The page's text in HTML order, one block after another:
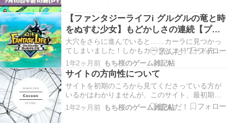
ネットニュースで知って駆け付けました。 お目当
なんと、No Man…
【ファンタジーライフi グルグルの竜と時
をぬすむ少女】もどかしさの連続【プレ
イ日記5】
大穴をさらに進んでいると……カーラに見つかっ
てしまいました！しかもカーラとエドワード先生
が一緒に横穴に閉じ込められちゃった……。 しか
し、先生「これで、ゆっくり話合いができそうだ
な」って肝が据わってらっしゃる。さすが、私が
目をつけた男だけあるわ～。けど、話合いってい
うのは相手も…
1年2ヶ月前 もち桜のゲーム雑記帖
サイトの方向性について
サイトを初期のころから見てくださっている方が
いるかはわかりませんが、このサイト、最初期は
スローライフゲームを中心に扱っていました。し
かし、私の気持ちの変化もあり、つい最近、ゲー
1年2ヶ月前 もち桜のゲーム雑記帖